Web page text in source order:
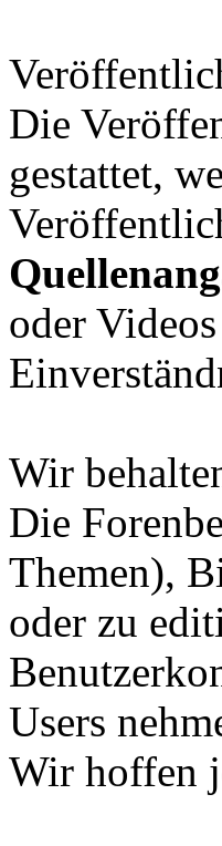
Die
gestattet,
oder
Wir
Die
Themen),
oder zu
Users
Wir hoffen